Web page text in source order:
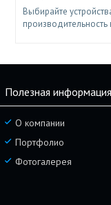
Выбирайте
Полезная информация
О компании
Портфолио
Фотогалерея